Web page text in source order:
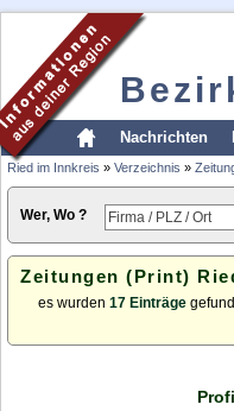
Nachrichten
Ried im Innkreis » Verzeichnis »
Wer, Wo ?
Zeitungen (Print)
es wurden 17 Einträge